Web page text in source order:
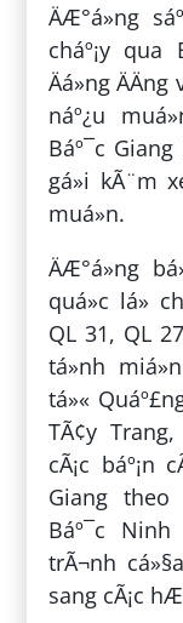
ÄÆ°á»ng
cháº¡y qua
Äá»ng
náº¿u
Báº¯c Giang
gá»­i kÃ¨m
muá»n.
ÄÆ°á»ng
quá»c lá»
QL 31, QL
tá»nh
tá»«
TÃ¢y Trang,
cÃ¡c báº¡n
Giang theo
Báº¯c Ninh
trÃ¬nh
sang cÃ¡c